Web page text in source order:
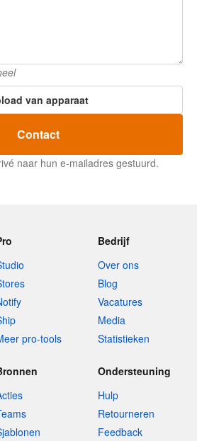
van apparaat
Contact
naar hun e-mailadres gestuurd.
pro-tools
Bedrijf
Over ons
Blog
Vacatures
Media
Statistieken
Ondersteuning
Hulp
Retourneren
Feedback